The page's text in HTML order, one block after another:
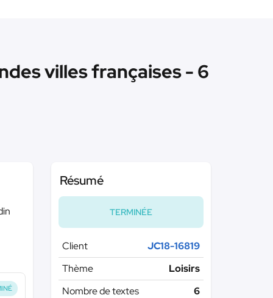
villes françaises - 6
Résumé
TERMINÉE
Client
JC18-16819
Thème
Loisirs
Nombre de textes
6